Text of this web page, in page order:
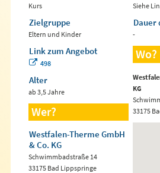
Kurs
Zielgruppe
Eltern und Kinder
Link zum Angebot
498
Alter
ab 3,5 Jahre
Wer?
Westfalen-Therme GmbH
& Co. KG
Schwimmbadstraße 14
33175 Bad Lippspringe
Siehe
Dauer
-
Wo?
KG
33175